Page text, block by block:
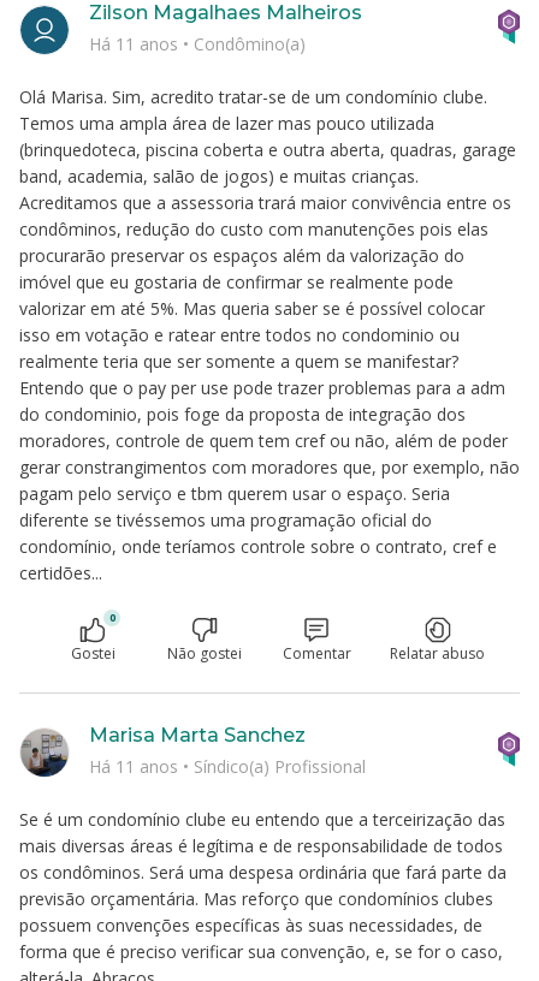
Olá Marisa. Sim, acredito tratar-se de um condomínio clube.
Temos uma ampla área de lazer mas pouco utilizada
(brinquedoteca, piscina coberta e outra aberta, quadras, garage
band, academia, salão de jogos) e muitas crianças.
Acreditamos que a assessoria trará maior convivência entre os
condôminos, redução do custo com manutenções pois elas
procurarão preservar os espaços além da valorização do
imóvel que eu gostaria de confirmar se realmente pode
valorizar em até 5%. Mas queria saber se é possível colocar
isso em votação e ratear entre todos no condominio ou
realmente teria que ser somente a quem se manifestar?
Entendo que o pay per use pode trazer problemas para a adm
do condominio, pois foge da proposta de integração dos
moradores, controle de quem tem cref ou não, além de poder
gerar constrangimentos com moradores que, por exemplo, não
pagam pelo serviço e tbm querem usar o espaço. Seria
diferente se tivéssemos uma programação oficial do
condomínio, onde teríamos controle sobre o contrato, cref e
certidões...
Zilson Magalhaes Malheiros
Há 11 anos • Condômino(a)
0
Gostei Não gostei Comentar Relatar abuso
Se é um condomínio clube eu entendo que a terceirização das
mais diversas áreas é legítima e de responsabilidade de todos
os condôminos. Será uma despesa ordinária que fará parte da
previsão orçamentária. Mas reforço que condomínios clubes
possuem convenções específicas às suas necessidades, de
forma que é preciso verificar sua convenção, e, se for o caso,
Marisa Marta Sanchez
Há 11 anos • Síndico(a) Profissional